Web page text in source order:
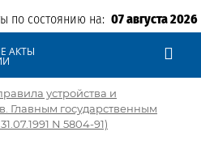
по состоянию на: 07 августа 2026
АКТЫ
устройства и
Главным государственным
N 5804-91)